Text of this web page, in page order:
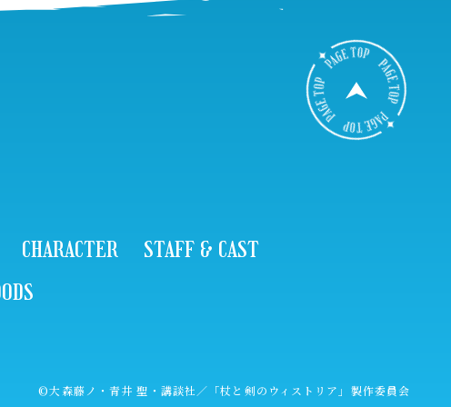
B
A
C
CHARACTER
STAFF & CAST
©大森藤ノ・青井 聖・講談社／「杖と剣のウィストリア」製作委員会